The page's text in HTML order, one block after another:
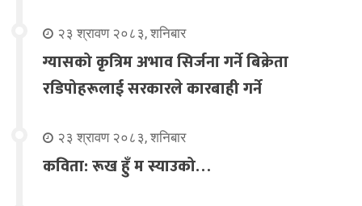
२३ श्रावण २०८३, शनिबार
ग्यासको कृत्रिम अभाव सिर्जना गर्ने बिक्रेता
रडिपोहरूलाई सरकारले कारबाही गर्ने
२३ श्रावण २०८३, शनिबार
कविता: रूख हुँ म स्याउको…